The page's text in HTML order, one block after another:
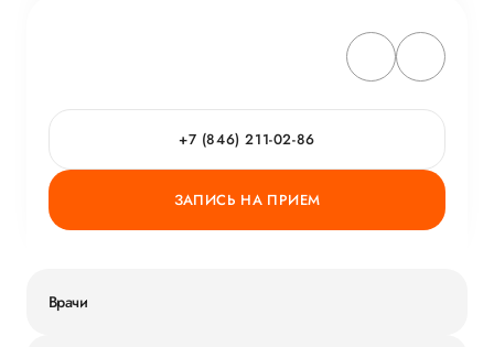
+7 (846) 211-02-86
ЗАПИСЬ НА ПРИЕМ
Врачи